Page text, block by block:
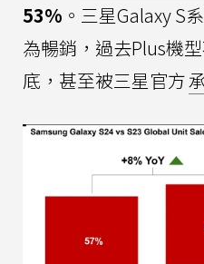
53% 。三星Galaxy S
為暢銷，過去Plus機
底，甚至被三星官方